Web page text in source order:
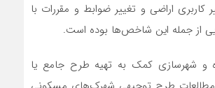
کاربری اراضی و تغییر ضوابط و مقررات با
از جمله این شاخص‌ها بوده است.
و شهرسازی کمک به تهیه طرح جامع یا